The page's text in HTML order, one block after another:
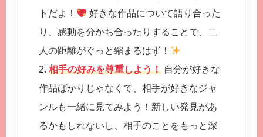
トだよ！
好きな作品について語り合った
り、感動を分かち合ったりすることで、二
人の距離がぐっと縮まるはず！
2. 相手の好みを尊重しよう！ 自分が好きな
作品ばかりじゃなくて、相手が好きなジャ
ンルも一緒に見てみよう！新しい発見があ
るかもしれないし、相手のことをもっと深